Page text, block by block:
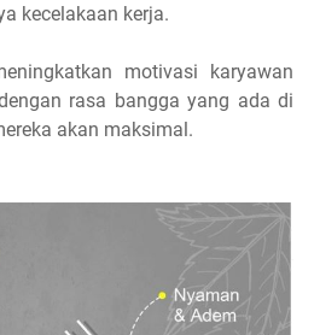
kecelakaan kerja.
motivasi karyawan
rasa bangga yang ada di
akan maksimal.